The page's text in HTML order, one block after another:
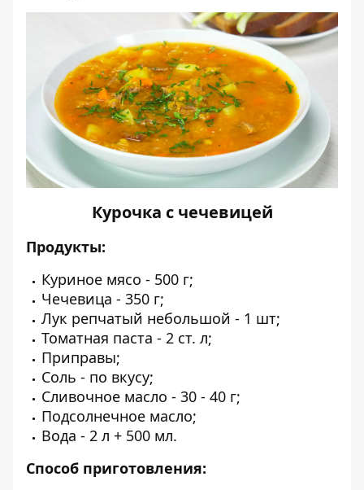
Курочка с чечевицей
Продукты:
Куриное мясо - 500 г;
Чечевица - 350 г;
Лук репчатый небольшой - 1 шт;
Томатная паста - 2 ст. л;
Приправы;
Соль - по вкусу;
Сливочное масло - 30 - 40 г;
Подсолнечное масло;
Вода - 2 л + 500 мл.
Способ приготовления: